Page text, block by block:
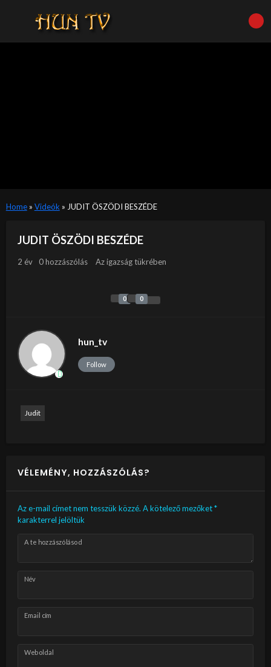
Home» Videók » JUDIT ÖSZÖDI BESZÉDE
JUDIT ÖSZÖDI BESZÉDE
2 év 0 hozzászólás Az igazság tükrében
0 0
hun_tv
Follow
Judit
VÉLEMÉNY, HOZZÁSZÓLÁS?
Az e-mail címet nem tesszük közzé. A kötelező mezőket*
karakterrel jelöltük
A te hozzászólásod
Név
Email cím
Weboldal